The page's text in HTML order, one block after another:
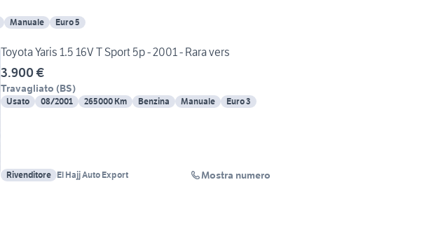
Manuale Euro 5
Toyota Yaris 1.5 16V T Sport 5p - 2001 - Rara vers
3.900 €
Travagliato (BS)
Usato 08/2001 265000 Km Benzina Manuale Euro 3
Rivenditore El Hajj Auto Export Mostra numero